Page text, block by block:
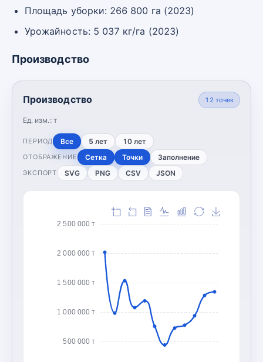
Площадь уборки: 266 800 га (2023)
Урожайность: 5 037 кг/га (2023)
Производство
Производство
Ед. изм.: т
12 точек
ПЕРИОД Все 5 лет 10 лет
ОТОБРАЖЕНИЕ Сетка Точки Заполнение
ЭКСПОРТ SVG PNG CSV JSON
500 000 т
1 000 000 т
1 500 000 т
2 000 000 т
2 500 000 т